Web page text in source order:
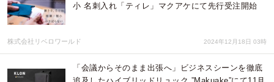
小 名刺入れ「ティレ」マクアケにて先行受注開始
株式会社リベロワールド 2024年12月18日 03時
「会議からそのまま出張へ」ビジネスシーンを徹底